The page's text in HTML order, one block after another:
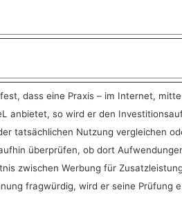
dass eine Praxis – im Internet,
anbietet, so wird er den
tatsächlichen Nutzung vergleichen
überprüfen, ob dort
zwischen Werbung für
fragwürdig, wird er seine Prüfung